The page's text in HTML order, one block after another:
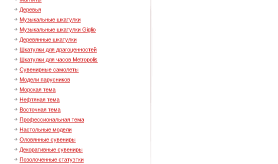
Деревья
Музыкальные шкатулки
Музыкальные шкатулки Giglio
Деревянные шкатулки
Шкатулки для драгоценностей
Шкатулки для часов Metropolis
Сувенирные самолеты
Модели парусников
Морская тема
Нефтяная тема
Восточная тема
Профессиональная тема
Настольные модели
Оловянные сувениры
Декоративные сувениры
Позолоченные статуэтки